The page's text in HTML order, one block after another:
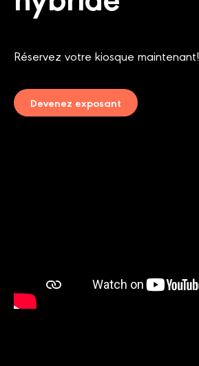
Réservez votre kiosque maintenant!
Devenez exposant